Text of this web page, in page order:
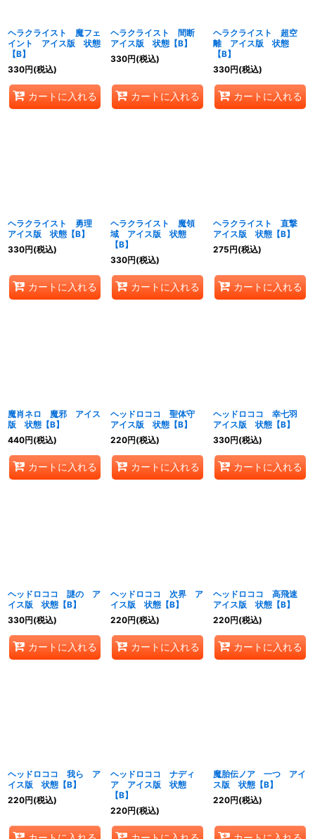
ヘラクライスト 魔フェ
イント アイス版 状態
【B】
330円(税込)
カートに入れる
ヘラクライスト 間断
アイス版 状態【B】
330円(税込)
カートに入れる
ヘラクライスト 超空
離 アイス版 状態
【B】
330円(税込)
カートに入れる
ヘラクライスト 勇理
アイス版 状態【B】
330円(税込)
カートに入れる
ヘラクライスト 魔領
域 アイス版 状態
【B】
330円(税込)
カートに入れる
ヘラクライスト 直撃
アイス版 状態【B】
275円(税込)
カートに入れる
魔肖ネロ 魔邪 アイス
版 状態【B】
440円(税込)
カートに入れる
ヘッドロココ 聖体守
アイス版 状態【B】
220円(税込)
カートに入れる
ヘッドロココ 幸七羽
アイス版 状態【B】
330円(税込)
カートに入れる
ヘッドロココ 謎の ア
イス版 状態【B】
330円(税込)
カートに入れる
ヘッドロココ 次界 ア
イス版 状態【B】
220円(税込)
カートに入れる
ヘッドロココ 高飛速
アイス版 状態【B】
220円(税込)
カートに入れる
ヘッドロココ 我ら ア
イス版 状態【B】
220円(税込)
ヘッドロココ ナディ
ア アイス版 状態
【B】
220円(税込)
魔胎伝ノア 一つ アイ
ス版 状態【B】
220円(税込)